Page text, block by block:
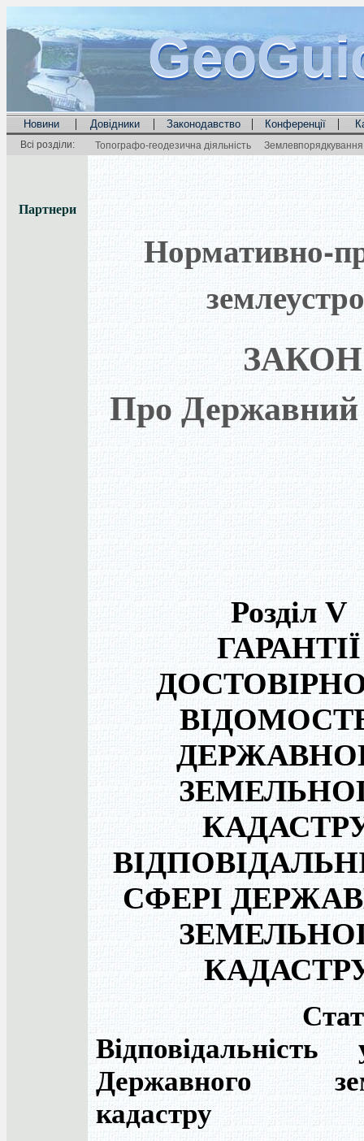
Новини | Довідники | Законодавство | Конференції |
Всі розділи: Топографо-геодезична діяльність
Партнери
Нормативно-
Про Державний
Розділ V
ГАРАНТІЇ
СФЕРІ
Державного
кадастру